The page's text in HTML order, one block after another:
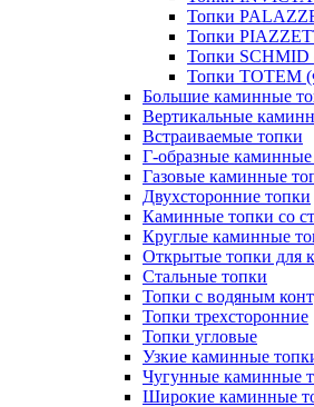
Топки
Топки
Топки SCHMID
Топки TOTEM
Большие каминные
Вертикальные
Встраиваемые топки
Г-образные каминные
Газовые каминные
Двухсторонние топки
Каминные топки со
Круглые каминные
Открытые топки для
Стальные топки
Топки с водяным
Топки трехсторонние
Топки угловые
Узкие каминные
Чугунные каминные
Широкие каминные